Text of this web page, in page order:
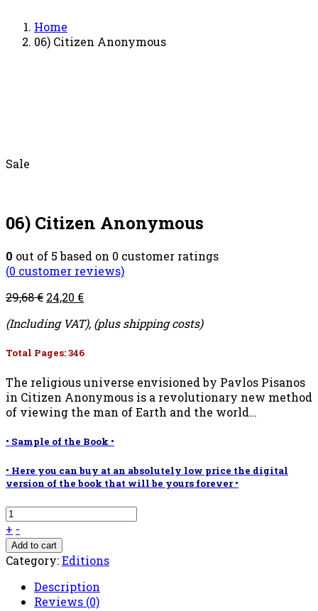
Home
06) Citizen Anonymous
Sale
06) Citizen Anonymous
0 out of 5based on 0 customer ratings
(0 customer reviews)
29,68€ 24,20 €
(Including VAT), (plus shipping costs)
Total Pages: 346
The religious universe envisioned by Pavlos Pisanos
in Citizen Anonymous is a revolutionary new method
of viewing the man of Earth and the world…
• Sample of the Book •
• Here you can buy at an absolutely low price the digital
version of the book that will be yours forever •
+ -
Add to cart
Category:Editions
Description
Reviews (0)